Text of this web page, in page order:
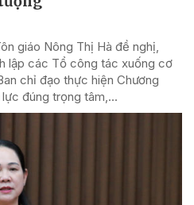
giáo Nông Thị Hà đề nghị,
lập các Tổ công tác xuống cơ
chỉ đạo thực hiện Chương
đúng trọng tâm,...